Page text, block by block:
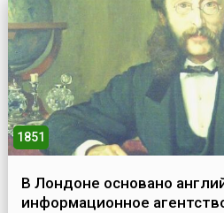
называли просто Феликсом
это...
1851
В Лондоне основано
информационное